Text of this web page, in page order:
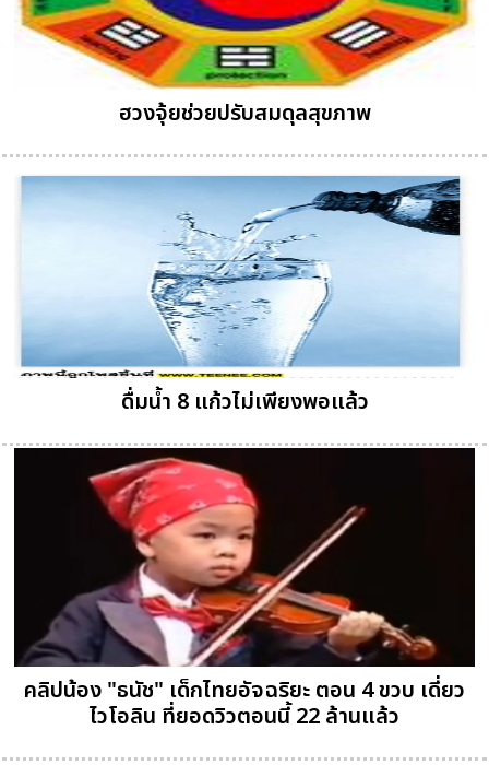
ฮวงจุ้ยช่วยปรับสมดุลสุขภาพ
ดื่มน้ำ 8 แก้วไม่เพียงพอแล้ว
คลิปน้อง "ธนัช" เด็กไทยอัจฉริยะ ตอน 4 ขวบ เดี่ยว
ไวโอลิน ที่ยอดวิวตอนนี้ 22 ล้านแล้ว